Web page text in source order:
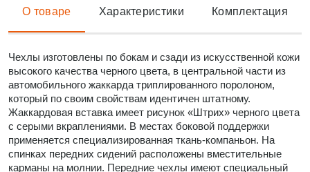
О товаре Характеристики Комплектация
Чехлы изготовлены по бокам и сзади из искусственной кожи
высокого качества черного цвета, в центральной части из
автомобильного жаккарда триплированного поролоном,
который по своим свойствам идентичен штатному.
Жаккардовая вставка имеет рисунок «Штрих» черного цвета
с серыми вкраплениями. В местах боковой поддержки
применяется специализированная ткань-компаньон. На
спинках передних сидений расположены вместительные
карманы на молнии. Передние чехлы имеют специальный